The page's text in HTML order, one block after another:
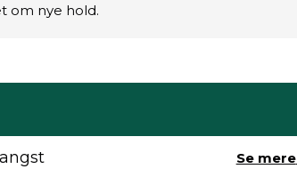
om nye hold.
Se mere